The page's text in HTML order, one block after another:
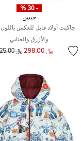
- 30 %
جيس
جاكيت أولاد قابل للعكس باللون
والأزرق والعنابي
﷼ 298.00 سعر﷼ 425.00